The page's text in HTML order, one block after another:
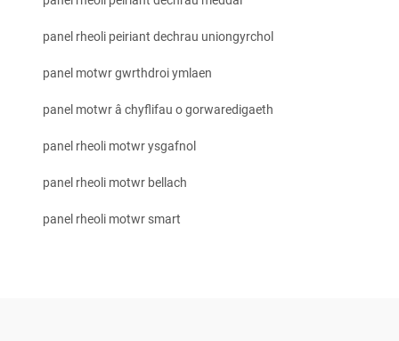
panel rheoli peiriant dechrau uniongyrchol
panel motwr gwrthdroi ymlaen
panel motwr â chyflifau o gorwaredigaeth
panel rheoli motwr ysgafnol
panel rheoli motwr bellach
panel rheoli motwr smart